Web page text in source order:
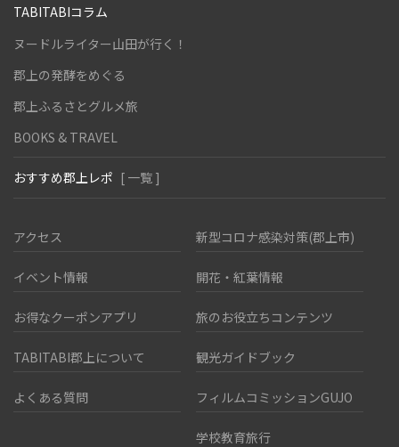
TABITABIコラム
ヌードルライター山田が行く！
郡上の発酵をめぐる
郡上ふるさとグルメ旅
BOOKS & TRAVEL
おすすめ郡上レポ [ 一覧 ]
アクセス 新型コロナ感染対策(郡上市)
イベント情報 開花・紅葉情報
お得なクーポンアプリ 旅のお役立ちコンテンツ
TABITABI郡上について 観光ガイドブック
よくある質問 フィルムコミッションGUJO
学校教育旅行